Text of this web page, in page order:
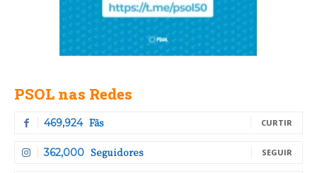
PSOL nas Redes
469,924 Fãs CURTIR
362,000 Seguidores SEGUIR